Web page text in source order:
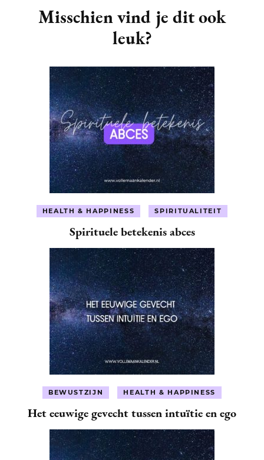
Navigation
Misschien vind je dit ook
leuk?
HEALTH & HAPPINESS SPIRITUALITEIT
Spirituele betekenis abces
BEWUSTZIJN HEALTH & HAPPINESS
Het eeuwige gevecht tussen intuïtie en ego